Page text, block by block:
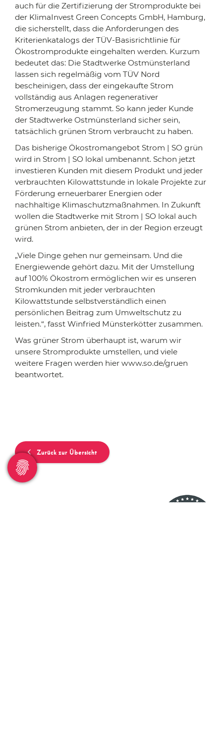
auch für die Zertifizierung der Stromprodukte bei
der KlimaInvest Green Concepts GmbH, Hamburg,
die sicherstellt, dass die Anforderungen des
Kriterienkatalogs der TÜV-Basisrichtlinie für
Ökostromprodukte eingehalten werden. Kurzum
bedeutet das: Die Stadtwerke Ostmünsterland
lassen sich regelmäßig vom TÜV Nord
bescheinigen, dass der eingekaufte Strom
vollständig aus Anlagen regenerativer
Stromerzeugung stammt. So kann jeder Kunde
der Stadtwerke Ostmünsterland sicher sein,
tatsächlich grünen Strom verbraucht zu haben.
Das bisherige Ökostromangebot Strom | SO grün
wird in Strom | SO lokal umbenannt. Schon jetzt
investieren Kunden mit diesem Produkt und jeder
verbrauchten Kilowattstunde in lokale Projekte zur
Förderung erneuerbarer Energien oder
nachhaltige Klimaschutzmaßnahmen. In Zukunft
wollen die Stadtwerke mit Strom | SO lokal auch
grünen Strom anbieten, der in der Region erzeugt
wird.
„Viele Dinge gehen nur gemeinsam. Und die
Energiewende gehört dazu. Mit der Umstellung
auf 100% Ökostrom ermöglichen wir es unseren
Stromkunden mit jeder verbrauchten
Kilowattstunde selbstverständlich einen
persönlichen Beitrag zum Umweltschutz zu
leisten.“, fasst Winfried Münsterkötter zusammen.
Was grüner Strom überhaupt ist, warum wir
unsere Stromprodukte umstellen, und viele
weitere Fragen werden hier www.so.de/gruen
beantwortet.
Zurück zur Übersicht